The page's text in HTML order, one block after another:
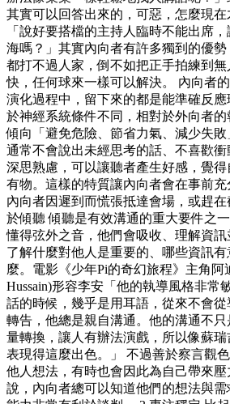
其實可以回答出來的，可惡，怎麼現
「說好要搭檔的主持人臨時不能出席
海嗎？」其實內向者有許多獨到的優
都打不過人家，倒不如把正手拍練到
快，任何球來一樣可以解決。 內向者
演化過程中，留下來的都是能準確反
於神經系統條件不同，相對於外向者
傾向「避免危險、節省力氣、減少失
通常不會說出未經思考的話、不喜歡
深思熟慮，可以讓聽者產生好感，覺
有物。這樣的特質讓內向者會在事前充
內向者因遲到而慌張抵達會場，或趕
於傾聽 傾聽是有效溝通的重大要件之
懂得弦外之音，他們會吸收、理解資
了解什麼對他人是重要的、哪些資訊
麼。電影《少年Pi的奇幻旅程》主角阿
Hussain)形容李安「他的執導風格非常
話的時候，幾乎是用耳語，從來不會
轉告，他總是親自溝通。他的溝通不
量轉換，讓人有辦法演戲，所以像蘇
表現得這麼出色。」 不過善於察言觀
他人想法，有時也會因此為自己帶來
說，內向者總可以知道他們的想法與